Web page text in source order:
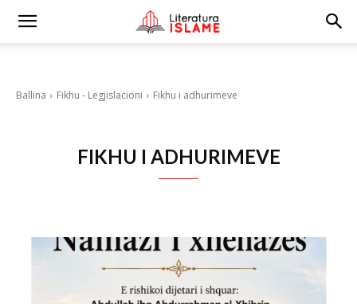
Ballina Fikhu - Legjislacioni Fikhu i adhurimeve
FIKHU I ADHURIMEVE